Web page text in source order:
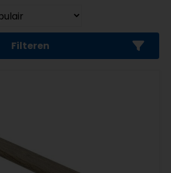
Filteren